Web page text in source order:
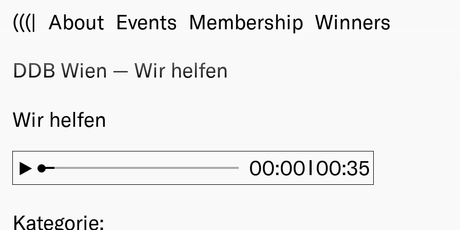
(((| About Events Membership Winners
DDB Wien — Wir helfen
Wir helfen
00:00 00:35
Kategorie: